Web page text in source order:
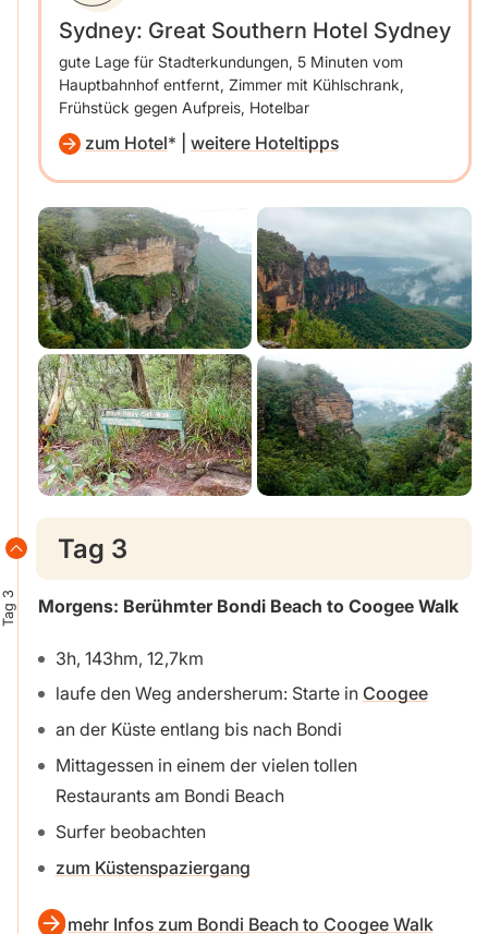
Sydney: Great Southern Hotel Sydney
gute Lage für Stadterkundungen, 5 Minuten vom
Hauptbahnhof entfernt, Zimmer mit Kühlschrank,
Frühstück gegen Aufpreis, Hotelbar
zum Hotel weitere Hoteltipps
Tag 3
Tag 3
Morgens: Berühmter Bondi Beach to Coogee Walk
3h, 143hm, 12,7km
laufe den Weg andersherum: Starte in Coogee
an der Küste entlang bis nach Bondi
Mittagessen in einem der vielen tollen
Restaurants am Bondi Beach
Surfer beobachten
zum Küstenspaziergang
mehr Infos zum Bondi Beach to Coogee Walk